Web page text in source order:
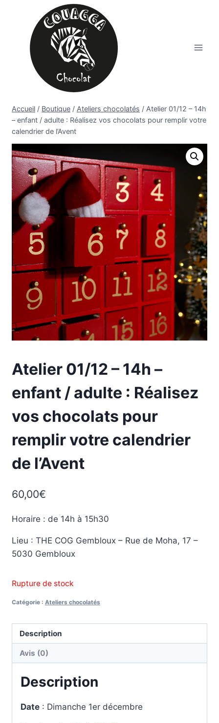
Accueil / Boutique / Ateliers chocolatés / Atelier 01/12 – 14h
– enfant / adulte : Réalisez vos chocolats pour remplir votre
calendrier de l’Avent
Atelier 01/12 – 14h –
enfant / adulte : Réalisez
vos chocolats pour
remplir votre calendrier
de l’Avent
60,00€
Horaire : de 14h à 15h30
Lieu : THE COG Gembloux – Rue de Moha, 17 –
5030 Gembloux
Rupture de stock
Catégorie : Ateliers chocolatés
Description
Avis (0)
Description
Date : Dimanche 1er décembre